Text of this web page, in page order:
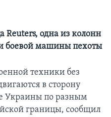
Reuters, одна из колонн
и боевой машины пехоты
техники без
в сторону
Украины по разным
границы, сообщил